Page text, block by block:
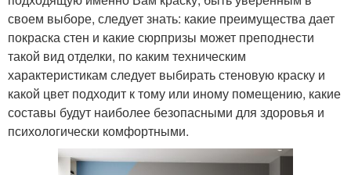
своем выборе, следует знать: какие преимущества дает
покраска стен и какие сюрпризы может преподнести
такой вид отделки, по каким техническим
характеристикам следует выбирать стеновую краску и
какой цвет подходит к тому или иному помещению, какие
составы будут наиболее безопасными для здоровья и
психологически комфортными.